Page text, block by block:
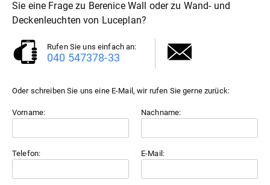
Sie eine Frage zu Berenice Wall oder zu Wand- und
Deckenleuchten von Luceplan?
Rufen Sie uns einfach an:
040 547378-33
Oder schreiben Sie uns eine E-Mail, wir rufen Sie gerne zurück:
Vorname: Nachname:
Telefon: E-Mail: